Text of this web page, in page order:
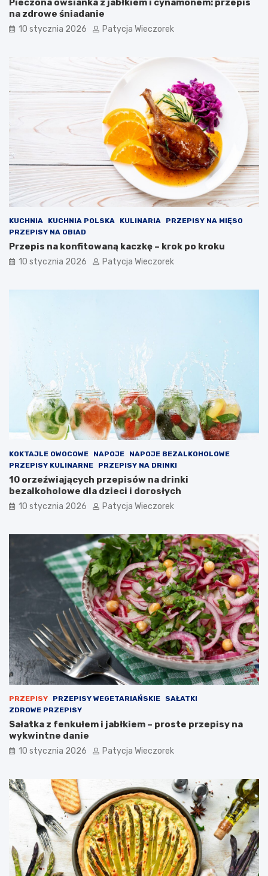
na zdrowe śniadanie
10 stycznia 2026 Patycja Wieczorek
KUCHNIA KUCHNIA POLSKA KULINARIA
PRZEPISY NA MIĘSO
PRZEPISY NA OBIAD
Przepis na konfitowaną kaczkę – krok po kroku
10 stycznia 2026 Patycja Wieczorek
KOKTAJLE OWOCOWE NAPOJE
NAPOJE BEZALKOHOLOWE
PRZEPISY KULINARNE
PRZEPISY NA DRINKI
10 orzeźwiających przepisów na drinki
bezalkoholowe dla dzieci i dorosłych
10 stycznia 2026 Patycja Wieczorek
PRZEPISY PRZEPISY WEGETARIAŃSKIE
SAŁATKI
ZDROWE PRZEPISY
Sałatka z fenkułem i jabłkiem – proste przepisy na
wykwintne danie
10 stycznia 2026 Patycja Wieczorek